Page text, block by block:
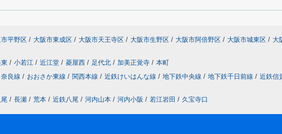
市平野区 / 大阪市東成区 / 大阪市天王寺区 / 大阪市生野区 / 大阪市阿倍野区 / 大阪市城東区 / 大
/ 小若江 / 近江堂 / 菱屋西 / 足代北 / 加美正覚寺 / 本町
良線 / おおさか東線 / 関西本線 / 近鉄けいはんな線 / 地下鉄中央線 / 地下鉄千日前線 / 近鉄信
尾 / 長瀬 / 荒本 / 近鉄八尾 / 河内山本 / 河内小阪 / 若江岩田 / 久宝寺口